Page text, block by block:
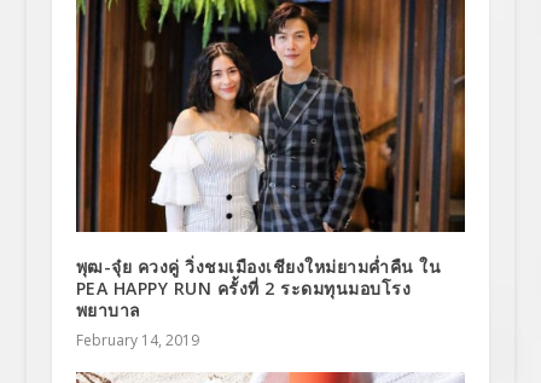
พุฒ-จุ๋ย ควงคู่ วิ่งชมเมืองเชียงใหม่ยามค่ำคืน ใน
PEA HAPPY RUN ครั้งที่ 2 ระดมทุนมอบโรง
พยาบาล
February 14, 2019